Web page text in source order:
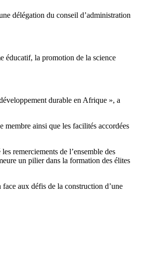
délégation du conseil d’administration
éducatif, la promotion de la science
durable en Afrique », a
membre ainsi que les facilités accordées
remerciements de l’ensemble des
un pilier dans la formation des élites
aux défis de la construction d’une